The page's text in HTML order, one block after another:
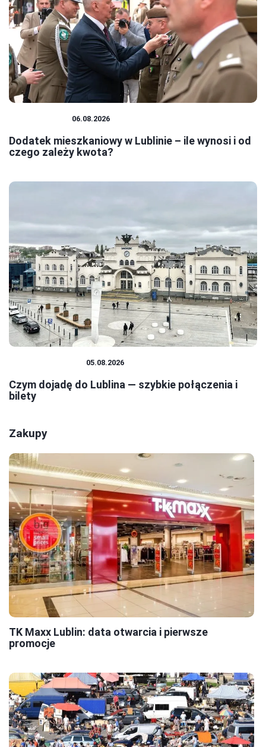
06.08.2026
Dodatek mieszkaniowy w Lublinie – ile wynosi i od
czego zależy kwota?
05.08.2026
Czym dojadę do Lublina — szybkie połączenia i
bilety
Zakupy
TK Maxx Lublin: data otwarcia i pierwsze
promocje